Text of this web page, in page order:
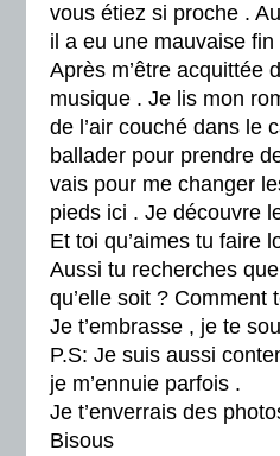
vous étiez si proche .
il a eu une mauvaise
Après m’être acquittée
musique . Je lis mon
de l’air couché dans le
ballader pour prendre
vais pour me changer
pieds ici . Je découvre
Et toi qu’aimes tu faire
Aussi tu recherches
qu’elle soit ?
Je t’embrasse , je te
P.S: Je suis aussi
je m’ennuie parfois .
Je t’enverrais des
Bisous